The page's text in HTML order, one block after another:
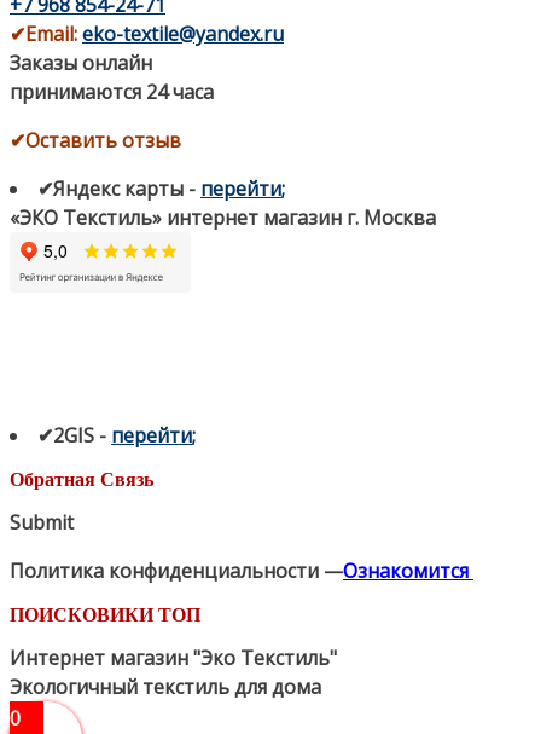
✔Email:eko-textile@yandex.ru
Заказы онлайн
принимаются 24 часа
✔Оставить отзыв
✔Яндекс карты - перейти;
«ЭКО Текстиль» интернет магазин г. Москва
✔2GIS - перейти;
Обратная Связь
Submit
Политика конфиденциальности —Ознакомится
ПОИСКОВИКИ ТОП
Интернет магазин "Эко Текстиль"
Экологичный текстиль для дома
0